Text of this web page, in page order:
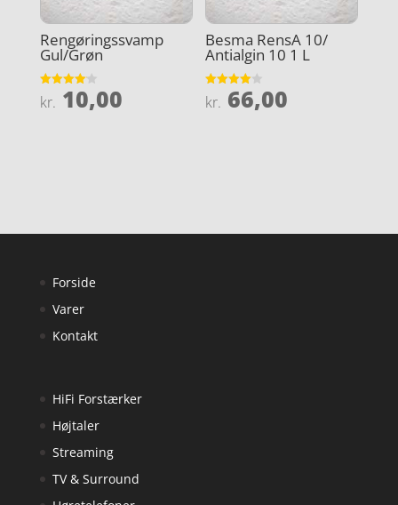
Rengøringssvamp
Gul/Grøn
Vurderet
4.1
kr. 10,00
Besma RensA 10/
Antialgin 10 1 L
Vurderet
4
kr. 66,00
Forside
Varer
Kontakt
HiFi Forstærker
Højtaler
Streaming
TV & Surround